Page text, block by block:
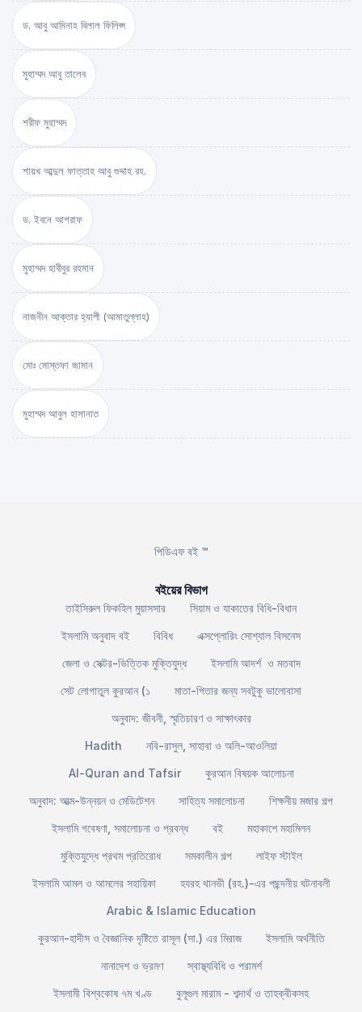
ড. আবু আমিনাহ বিলাল ফিলিপ্স
মুহাম্মদ আবু তালেব
শরীফ মুহাম্মদ
শায়খ আব্দুল ফাত্তাহ আবু গুদ্দাহ রহ.
ড. ইবনে আশরাফ
মুহাম্মদ হাবীবুর রহমান
নাজনীন আক্তার হ্যাপী (আমাতুল্লাহ)
মোঃ মোস্তফা জামান
মুহাম্মদ আবুল হাসানাত
পিডিএফ বই ™
বইয়ের বিভাগ
তাইসিরুল ফিকহিল মুয়াসসার
সিয়াম ও যাকাতের বিধি-বিধান
ইসলামি অনুবাদ বই
বিবিধ
এক্সপ্লোরিং সোশ্যাল বিসনেস
জেলা ও সেক্টর-ভিত্তিক মুক্তিযুদ্ধ
ইসলামি আদর্শ ও মতবাদ
সেট লোগাতুল কুরআন (১
মাতা-পিতার জন্য সবটুকু ভালোবাসা
অনুবাদ: জীবনী, স্মৃতিচারণ ও সাক্ষাৎকার
Hadith
নবি-রাসুল, সাহাবা ও অলি-আওলিয়া
Al-Quran and Tafsir
কুরআন বিষয়ক আলোচনা
অনুবাদ: আত্ম-উন্নয়ন ও মেডিটেশন
সাহিত্য সমালোচনা
শিক্ষনীয় মজার গল্প
ইসলামি গবেষণা, সমালোচনা ও প্রবন্ধ
বই
মহাকাশে মহামিলন
মুক্তিযুদ্ধে প্রথম প্রতিরোধ
সমকালীন গল্প
লাইফ স্টাইল
ইসলামি আমল ও আমলের সহায়িকা
হযরহ থানভী (রহ.)-এর পছন্দনীয় ঘটনাবলী
Arabic & Islamic Education
কুরআন-হাদীস ও বৈজ্ঞানিক দৃষ্টিতে রাসূল (সা.) এর মিরাজ
ইসলামি অর্থনীতি
নানাদেশ ও ভ্রমণ
স্বাস্থ্যবিধি ও পরামর্শ
ইসলামী বিশ্বকোষ ৭ম খণ্ড
বুলূগুল মারাম - শব্দার্থ ও তাহক্বীকসহ